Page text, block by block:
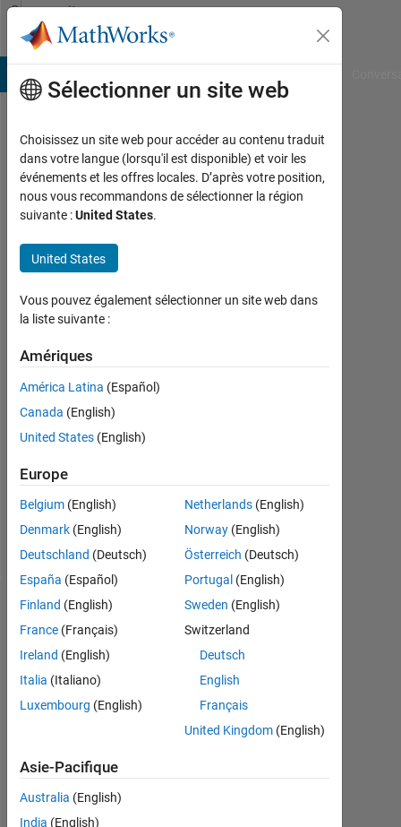
Passer au contenu
Community
Profile
Amr
Okasha
Last
environ
3 ans il
|
depuis
2022
Followers:
0
Follow
Tableau de bord
Statistiques
MATLAB Answers
CONTRIBUTIONS
Sélectionner un site web
Choisissez un site web pour accéder au contenu traduit
dans votre langue (lorsqu'il est disponible) et voir les
événements et les offres locales. D’après votre position,
nous vous recommandons de sélectionner la région
suivante :United States.
United States
Vous pouvez également sélectionner un site web dans
la liste suivante :
Amériques
América Latina (Español)
Canada (English)
United States (English)
Europe
Belgium (English)
Denmark (English)
Deutschland (Deutsch)
España (Español)
Finland (English)
France (Français)
Ireland (English)
Italia (Italiano)
Luxembourg (English)
Netherlands(English)
Norway(English)
Österreich (Deutsch)
Portugal (English)
Sweden (English)
Switzerland
Deutsch
English
Français
United Kingdom(English)
Asie-Pacifique
Australia (English)
India (English)